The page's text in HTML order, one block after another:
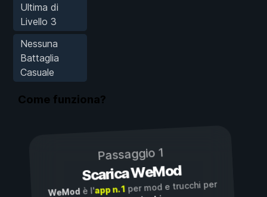
Ultima di
Livello 3
Nessuna
Battaglia
Casuale
Come funziona?
Passaggio 1
Scarica WeMod
WeMod è l'app n. 1per mod e trucchi per